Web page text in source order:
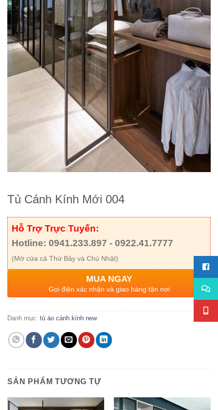
Tủ Cánh Kính Mới 004
Hỗ Trợ Trực Tuyến:
Hotline: 0941.233.897 - 0922.41.7777
(Mở cửa cả Thứ Bảy và Chủ Nhật)
MUA NGAY
Gọi điện xác nhận và giao hàng tận nơi
Danh mục: tủ áo cánh kính new
SẢN PHẨM TƯƠNG TỰ